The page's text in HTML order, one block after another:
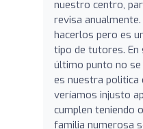
nuestro centro,
revisa
hacerlos pero es
tipo de tutores. En
último punto no se
es nuestra politica
veríamos injusto
cumplen teniendo
familia numerosa